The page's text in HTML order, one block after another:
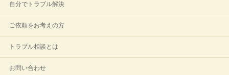
自分でトラブル解決
ご依頼をお考えの方
トラブル相談とは
お問い合わせ